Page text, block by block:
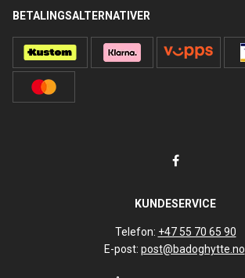
BETALINGSALTERNATIVER
KUNDESERVICE
Telefon: +47 55 70 65 90
E-post: post@badoghytte.no